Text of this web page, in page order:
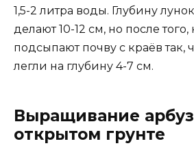
1,5-2 литра воды. Глубину
делают 10-12 см, но после того,
подсыпают почву с краёв так,
легли на глубину 4-7 см.
Выращивание
открытом грунте